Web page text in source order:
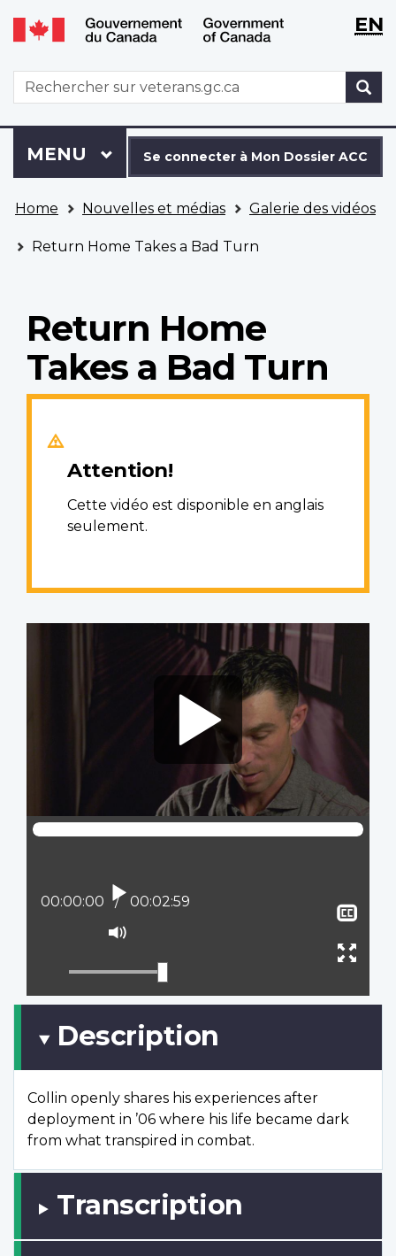
Aller
au
principal
Passer
à
version
HTML
simplifiée
WxT
WxTEN
WxT
Search
form
connecter
à
Dossier
ACC
Se connecter à Mon Dossier ACC
Menu
MENU PRINCIPAL
êtes
ici
Home Nouvelles et médias Galerie des vidéos
Return Home Takes a Bad Turn
Return Home
Takes a Bad Turn
Attention!
Cette vidéo est disponible en anglais
seulement.
Lire
mode
muet
Position actuelle :
00:00:00 Temps total :
00:02:59
Description
Collin openly shares his experiences after
deployment in ’06 where his life became dark
from what transpired in combat.
Transcription